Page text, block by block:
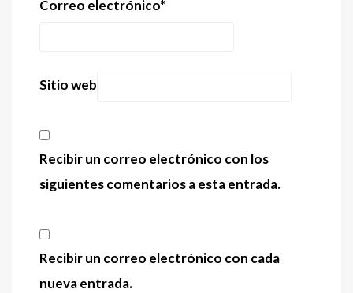
Correo electrónico*
Sitio web
Recibir un correo electrónico con los
siguientes comentarios a esta entrada.
Recibir un correo electrónico con cada
nueva entrada.